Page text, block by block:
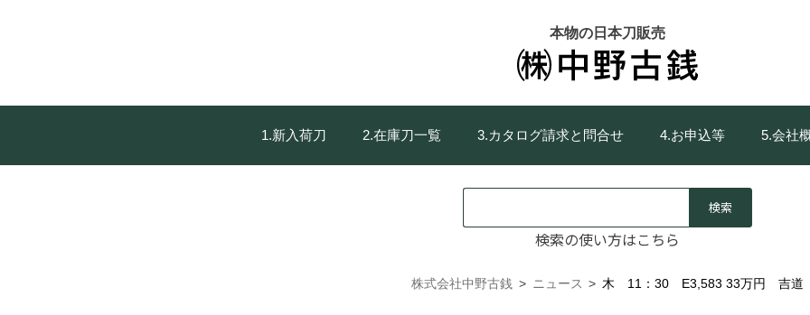
本物の日本刀販売
1.新入荷刀 2.在庫刀一覧 3.カタログ請求と問合せ 4.お申込等 5.会社
検索の使い方はこちら
株式会社中野古銭 > ニュース > 木 11：30 E3,583 33万円 吉道